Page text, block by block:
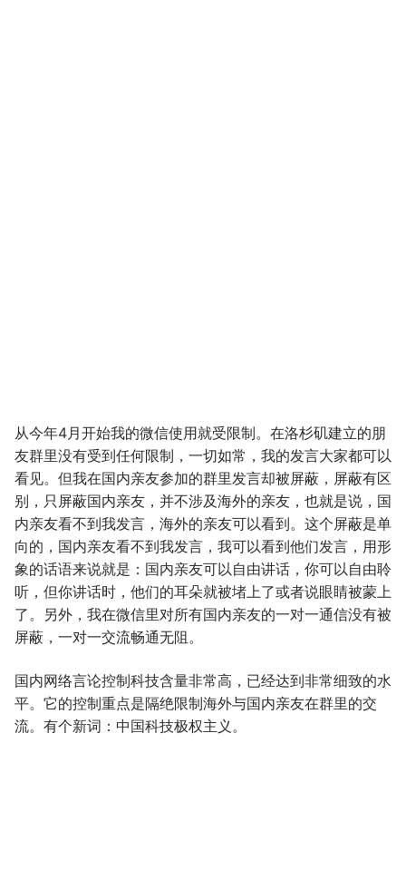
从今年4月开始我的微信使用就受限制。在洛杉矶建立的朋
友群里没有受到任何限制，一切如常，我的发言大家都可以
看见。但我在国内亲友参加的群里发言却被屏蔽，屏蔽有区
别，只屏蔽国内亲友，并不涉及海外的亲友，也就是说，国
内亲友看不到我发言，海外的亲友可以看到。这个屏蔽是单
向的，国内亲友看不到我发言，我可以看到他们发言，用形
象的话语来说就是：国内亲友可以自由讲话，你可以自由聆
听，但你讲话时，他们的耳朵就被堵上了或者说眼睛被蒙上
了。另外，我在微信里对所有国内亲友的一对一通信没有被
屏蔽，一对一交流畅通无阻。
国内网络言论控制科技含量非常高，已经达到非常细致的水
平。它的控制重点是隔绝限制海外与国内亲友在群里的交
流。有个新词：中国科技极权主义。